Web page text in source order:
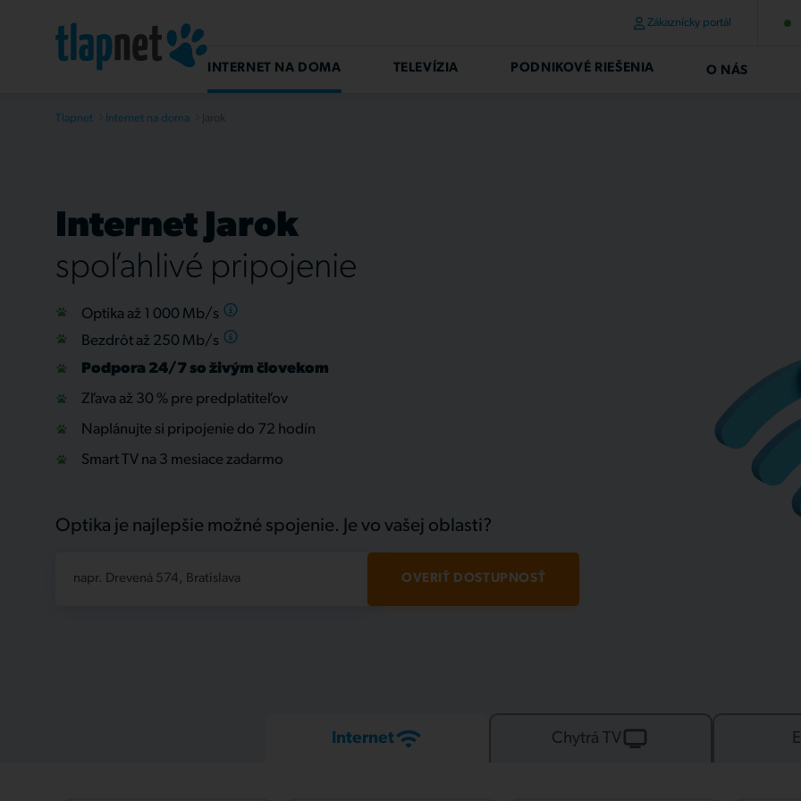
Zákaznícky portál
INTERNET NA DOMA TELEVÍZIA PODNIKOVÉ RIEŠENIA O NÁS
Tlapnet Internet na doma
Internet Jarok
spoľahlivé pripojenie
Optika až 1 000 Mb/s
Bezdrôt až 250 Mb/s
Podpora 24/7 so živým človekom
Zľava až 30 % pre predplatiteľov
Naplánujte si pripojenie do 72 hodín
Smart TV na 3 mesiace zadarmo
Optika je najlepšie možné spojenie. Je vo vašej oblasti?
napr. Drevená 574, Bratislava OVERIŤ DOSTUPNOSŤ
Internet Chytrá TV